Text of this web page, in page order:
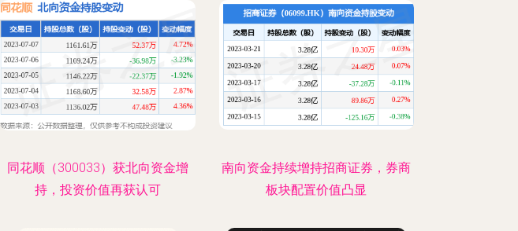
同花顺（300033）获北向资金增
持，投资价值再获认可
南向资金持续增持招商证券，券商
板块配置价值凸显